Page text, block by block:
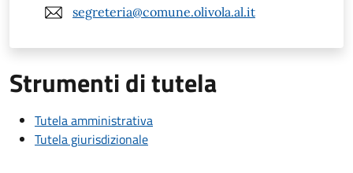
segreteria@comune.olivola.al.it
Strumenti di tutela
Tutela amministrativa
Tutela giurisdizionale